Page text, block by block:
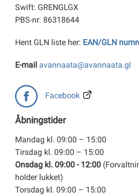
Swift: GRENGLGX
PBS-nr: 86318644
Hent GLN liste her: EAN/GLN
E-mail avannaata@avannaata.gl
Facebook
Åbningstider
Mandag kl. 09:00 – 15:00
Tirsdag kl. 09:00 – 15:00
Onsdag kl. 09:00 - 12:00
holder lukket)
Torsdag kl. 09:00 – 15:00